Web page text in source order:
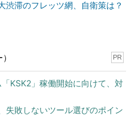
渋滞のフレッツ網、自衛策は？
PR
KSK2」稼働開始に向けて、対
失敗しないツール選びのポイン